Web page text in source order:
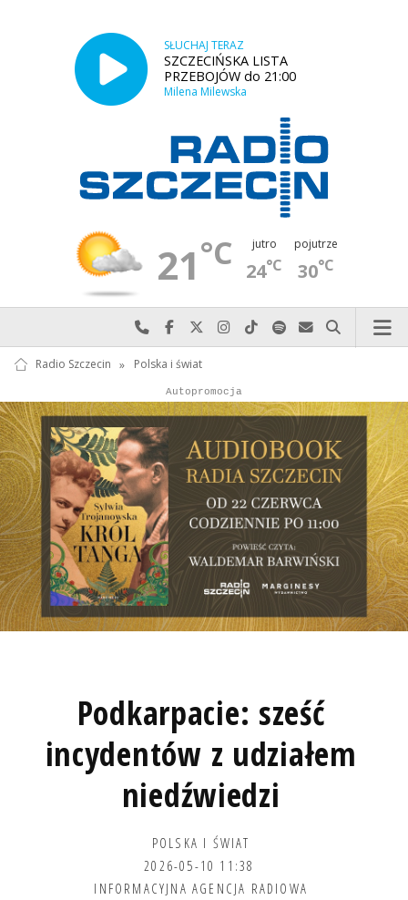
SŁUCHAJ TERAZ
SZCZECIŃSKA LISTA
PRZEBOJÓW do 21:00
Milena Milewska
21°C jutro
24°C
pojutrze
30°C
Najlepiej po prostu do nas zadzwoń
Odwiedź nas na Facebook-u
Odwiedź nas na X
Odwiedź nas na Instagram-ie
Odwiedź nas na TikTok-u
Szukaj nas na Spotify
Wyślij do nas
Szukaj
Radio Szczecin » Polska i świat
Autopromocja
Autopromocja
Reklama
Podkarpacie: sześć
incydentów z udziałem
niedźwiedzi
POLSKA I ŚWIAT
2026-05-10 11:38
INFORMACYJNA AGENCJA RADIOWA